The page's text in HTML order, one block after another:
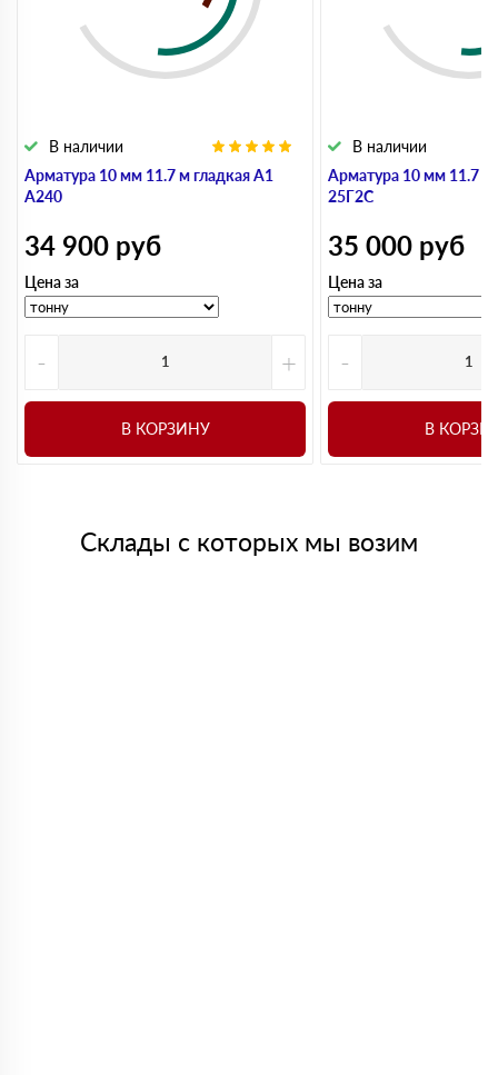
Арматура 10 мм 11.7 м гладкая А1
А240
В наличии
34 900 руб
Цена за
- +
В КОРЗИНУ
Арматура 10 мм 11.7 м
25Г2С
В наличии
35 000 руб
Цена за
-
В
Склады с которых мы возим